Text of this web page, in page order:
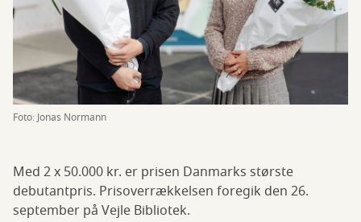
Foto: Jonas Normann
Med 2 x 50.000 kr. er prisen Danmarks største
debutantpris. Prisoverrækkelsen foregik den 26.
september på Vejle Bibliotek.